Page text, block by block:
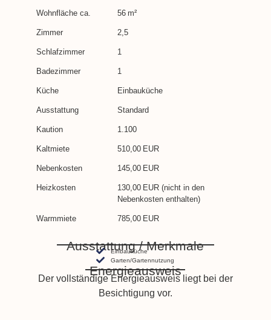
Wohnfläche ca. 56 m²
Zimmer 2,5
Schlafzimmer 1
Badezimmer 1
Küche Einbauküche
Ausstattung Standard
Kaution 1.100
Kaltmiete 510,00 EUR
Nebenkosten 145,00 EUR
Heizkosten
130,00 EUR (nicht in den
Nebenkosten enthalten)
Warmmiete 785,00 EUR
Ausstattung / Merkmale
Einbauküche
Garten/Gartennutzung
Energieausweis
Der vollständige Energieausweis liegt bei der
Besichtigung vor.